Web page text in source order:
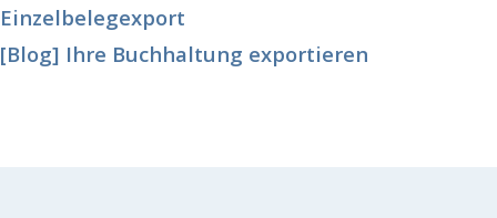
Einzelbelegexport
[Blog] Ihre Buchhaltung exportieren